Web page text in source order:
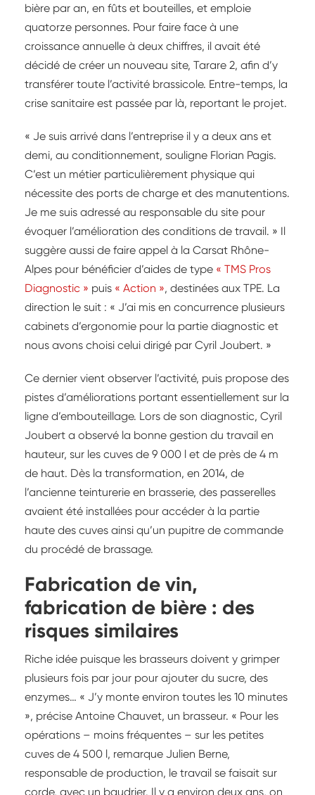
bière par an, en fûts et bouteilles, et emploie
quatorze personnes. Pour faire face à une
croissance annuelle à deux chiffres, il avait été
décidé de créer un nouveau site, Tarare 2, afin d’y
transférer toute l’activité brassicole. Entre-temps, la
crise sanitaire est passée par là, reportant le projet.
« Je suis arrivé dans l’entreprise il y a deux ans et
demi, au conditionnement, souligne Florian Pagis.
C’est un métier particulièrement physique qui
nécessite des ports de charge et des manutentions.
Je me suis adressé au responsable du site pour
évoquer l’amélioration des conditions de travail. » Il
suggère aussi de faire appel à la Carsat Rhône-
Alpes pour bénéficier d’aides de type « TMS Pros
Diagnostic » puis « Action », destinées aux TPE. La
direction le suit : « J’ai mis en concurrence plusieurs
cabinets d’ergonomie pour la partie diagnostic et
nous avons choisi celui dirigé par Cyril Joubert. »
Ce dernier vient observer l’activité, puis propose des
pistes d’améliorations portant essentiellement sur la
ligne d’embouteillage. Lors de son diagnostic, Cyril
Joubert a observé la bonne gestion du travail en
hauteur, sur les cuves de 9 000 l et de près de 4 m
de haut. Dès la transformation, en 2014, de
l’ancienne teinturerie en brasserie, des passerelles
avaient été installées pour accéder à la partie
haute des cuves ainsi qu’un pupitre de commande
du procédé de brassage.
Fabrication de vin,
fabrication de bière : des
risques similaires
Riche idée puisque les brasseurs doivent y grimper
plusieurs fois par jour pour ajouter du sucre, des
enzymes… « J’y monte environ toutes les 10 minutes
», précise Antoine Chauvet, un brasseur. « Pour les
opérations – moins fréquentes – sur les petites
cuves de 4 500 l, remarque Julien Berne,
responsable de production, le travail se faisait sur
corde, avec un baudrier. Il y a environ deux ans, on